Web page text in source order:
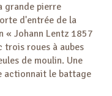
grande pierre
d'entrée de la
« Johann Lentz 1857
trois roues à aubes
de moulin. Une
actionnait le battage